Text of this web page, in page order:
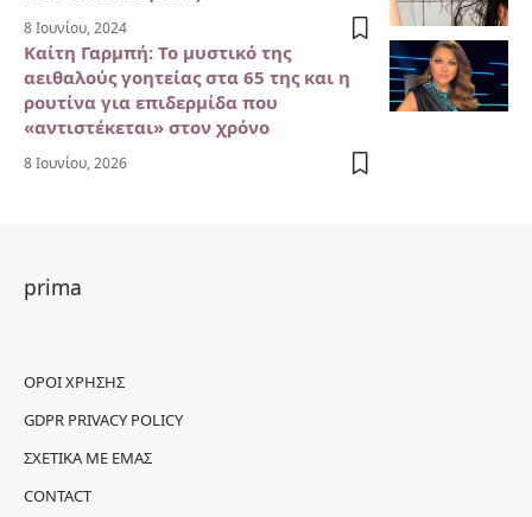
8 Ιουνίου, 2024
Καίτη Γαρμπή: Το μυστικό της
αειθαλούς γοητείας στα 65 της και η
ρουτίνα για επιδερμίδα που
«αντιστέκεται» στον χρόνο
8 Ιουνίου, 2026
prima
ΌΡΟΙ ΧΡΉΣΗΣ
GDPR PRIVACY POLICY
ΣΧΕΤΙΚΆ ΜΕ ΕΜΆΣ
CONTACT